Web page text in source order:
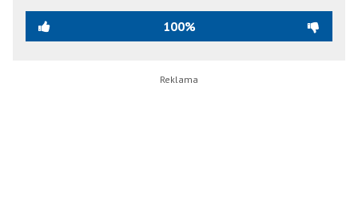
100%